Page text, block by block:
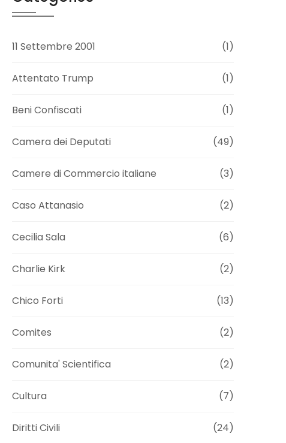
11 Settembre 2001 (1)
Attentato Trump (1)
Beni Confiscati (1)
Camera dei Deputati (49)
Camere di Commercio italiane (3)
Caso Attanasio (2)
Cecilia Sala (6)
Charlie Kirk (2)
Chico Forti (13)
Comites (2)
Comunita' Scientifica (2)
Cultura (7)
Diritti Civili (24)